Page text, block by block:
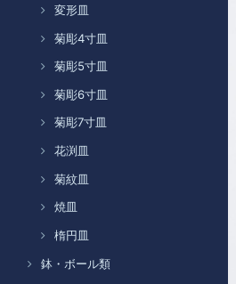
変形皿
菊彫4寸皿
菊彫5寸皿
菊彫6寸皿
菊彫7寸皿
花渕皿
菊紋皿
焼皿
楕円皿
鉢・ボール類